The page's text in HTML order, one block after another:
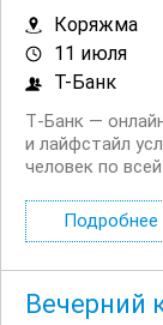
Коряжма
11 июля
Т-Банк
Т‑Банк —
и лайфстайл
человек по
будете делать:
депозитным
Подробнее
Вечерний